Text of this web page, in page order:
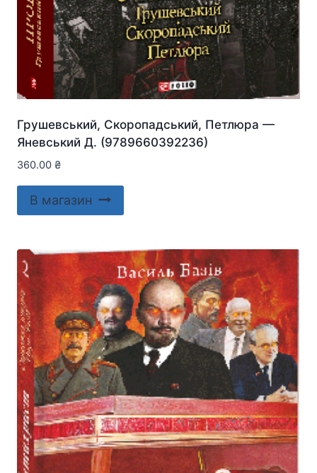
Грушевський, Скоропадський, Петлюра —
Яневський Д. (9789660392236)
360.00 ₴
В магазин